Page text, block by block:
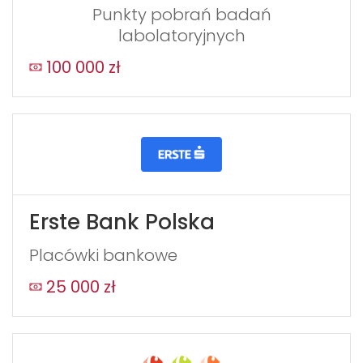
blank
WYŚLIJ
Punkty pobrań badań
labolatoryjnych
100 000 zł
Erste Bank Polska
Placówki bankowe
25 000 zł